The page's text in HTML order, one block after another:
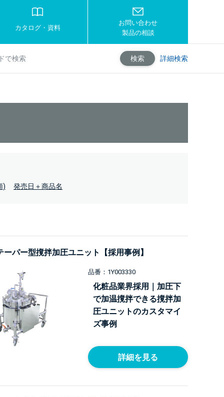
カタログ・資料
お問い合わせ
製品の相談
検索 詳細検索
) 発売日＋商品名
ーパー型撹拌加圧ユニット【採用事例】
品番：1Y003330
化粧品業界採用｜加圧下
で加温撹拌できる撹拌加
圧ユニットのカスタマイ
ズ事例
詳細を見る